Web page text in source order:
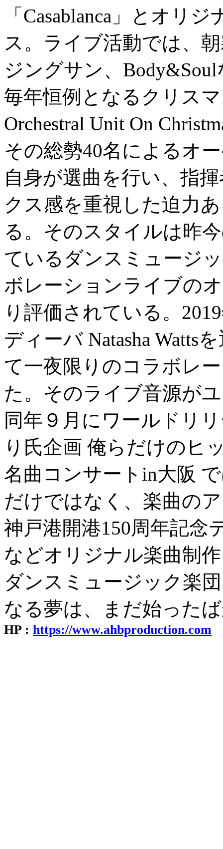
「Casablanca」とオリ
ス。ライブ活動では、
ジングサン、
毎年恒例となるクリスマ
Orchestral Unit On
その総勢40名によるオ
自身が選曲を行い、指
クス感を重視した迫力
る。そのスタイルは昨
ているダンスミュージ
ボレーションライブの
り評価されている。
ディーバ Natasha Watts
て一夜限りのコラボレ
た。そのライブ音源が
同年９月にワールドリ
り氏企画 俺らだけのヒ
名曲コンサートin大阪
だけではなく、楽曲の
神戸港開港150周年記念
などオリジナル楽曲制
ダンスミュージック楽
なる夢は、まだ始った
HP : https://www.ahbproduction.com